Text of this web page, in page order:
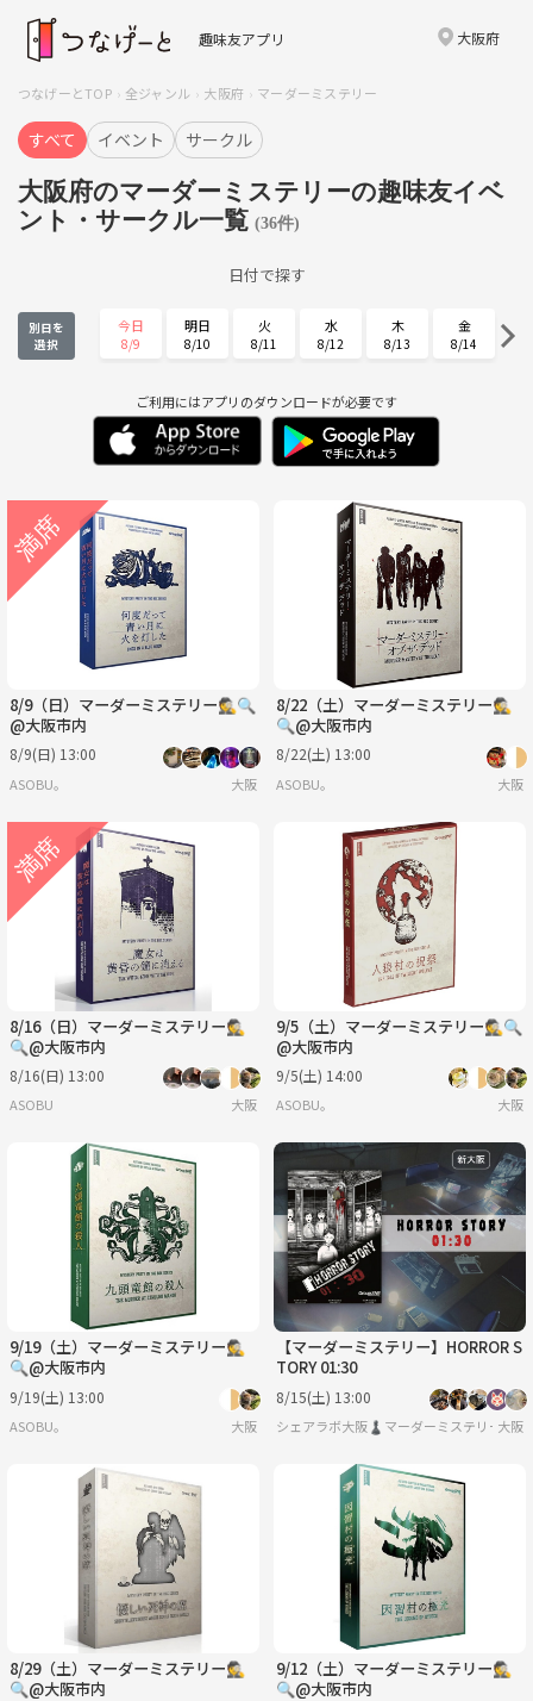
趣味友アプリ 大阪府
つなげーとTOP 全ジャンル 大阪府 マーダーミステリー
すべて イベント サークル
大阪府のマーダーミステリーの趣味友イベ
ント・サークル一覧 (36件)
日付で探す
別日を
選択
今日
8/9
明日
8/10
火
8/11
水
8/12
木
8/13
金
8/14
8/15 8/16 8/17 8/18 8/19
金
8/21
土
8/22
月
8/24
火
8/25
8/30 8/31
9/2 9/5
日
9/6
ご利用にはアプリのダウンロードが必要です
8/9（日）マーダーミステリー🕵️🔍
@大阪市内
8/9(日) 13:00
ASOBU。 大阪
8/22（土）マーダーミステリー🕵️
🔍@大阪市内
8/22(土) 13:00
ASOBU。 大阪
8/16（日）マーダーミステリー🕵️
🔍@大阪市内
8/16(日) 13:00
ASOBU 大阪
9/5（土）マーダーミステリー🕵️🔍
@大阪市内
9/5(土) 14:00
ASOBU。 大阪
9/19（土）マーダーミステリー🕵️
🔍@大阪市内
9/19(土) 13:00
ASOBU。 大阪
【マーダーミステリー】HORROR S
TORY 01:30
8/15(土) 13:00
シェアラボ大阪♟️マーダーミステリー/ボ
大阪
8/29（土）マーダーミステリー🕵️
🔍@大阪市内
9/12（土）マーダーミステリー🕵️
🔍@大阪市内